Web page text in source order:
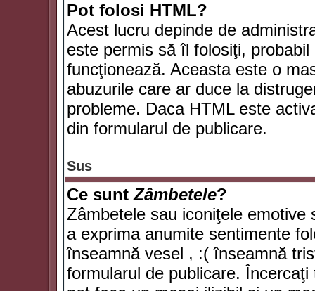
Pot folosi HTML?
Acest lucru depinde de
este permis să îl folosiţi,
funcţionează. Aceasta este o
abuzurile care ar duce la
probleme. Daca HTML este
din formularul de publicare.
Sus
Ce suntZâmbetele?
Zâmbetele sau iconiţele
a exprima anumite sentimente
înseamnă vesel , :( înseamnă
formularul de publicare.